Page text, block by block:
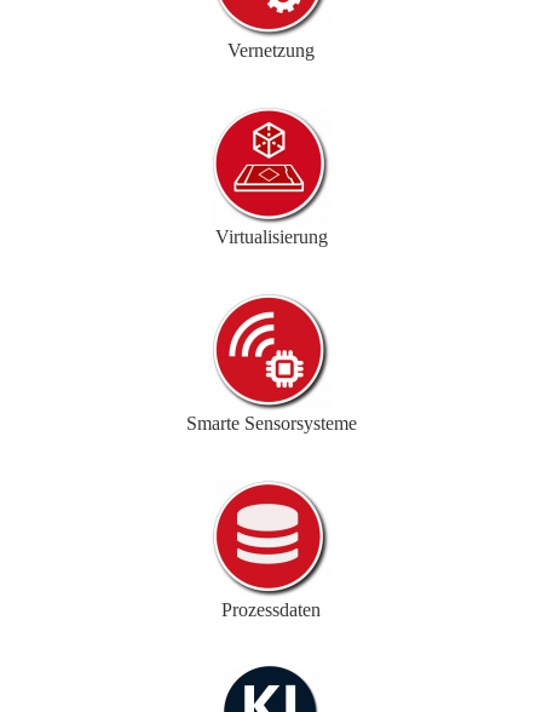
Vernetzung
Virtualisierung
Smarte Sensorsysteme
Prozessdaten